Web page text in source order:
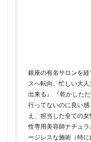
銀座の有名サロンを
スへ転向。 ​ 忙しい大
出来る』 『乾かした
行ってないのに良い
え、担当した全ての
性専用美容師 ​ ​ナチュ
ージレスな施術（特に